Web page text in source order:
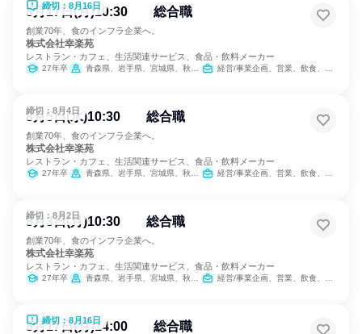
締切：8月16日
8月17日(月)10:30 総合職
創業70年、食のインフラ企業へ。
株式会社幸楽苑
レストラン・カフェ、生活関連サービス、食品・飲料メーカー
27年卒 青森県、岩手県、宮城県、秋田県、山形県、福島県、茨城県、栃木県、群馬県、埼玉県、千葉県、東京都、神奈川県、新潟県、山梨県、長野県、静岡県 経営/事業企画、営業、飲食、小売販売/流通、製造・生産工程、SCM/生産管理/購買/物流、人事、広報/IR、商品企画、マーケティング・広告・宣伝、カスタマーサクセス
締切：8月4日
8月5日(水)10:30 総合職
創業70年、食のインフラ企業へ。
株式会社幸楽苑
レストラン・カフェ、生活関連サービス、食品・飲料メーカー
27年卒 青森県、岩手県、宮城県、秋田県、山形県、福島県、茨城県、栃木県、群馬県、埼玉県、千葉県、東京都、神奈川県、新潟県、山梨県、長野県、静岡県 経営/事業企画、営業、飲食、小売販売/流通、製造・生産工程、SCM/生産管理/購買/物流、人事、広報/IR、商品企画、マーケティング・広告・宣伝、カスタマーサクセス
締切：8月2日
8月3日(月)10:30 総合職
創業70年、食のインフラ企業へ。
株式会社幸楽苑
レストラン・カフェ、生活関連サービス、食品・飲料メーカー
27年卒 青森県、岩手県、宮城県、秋田県、山形県、福島県、茨城県、栃木県、群馬県、埼玉県、千葉県、東京都、神奈川県、新潟県、山梨県、長野県、静岡県 経営/事業企画、営業、飲食、小売販売/流通、製造・生産工程、SCM/生産管理/購買/物流、人事、広報/IR、商品企画、マーケティング・広告・宣伝、カスタマーサクセス
締切：8月16日
8月17日(月)14:00 総合職